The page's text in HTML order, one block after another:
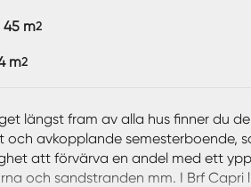
45 m2
m2
längst fram av alla hus finner du
och avkopplande semesterboende,
att förvärva en andel med ett
och sandstranden mm. I Brf